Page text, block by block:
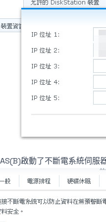
啟動了不斷電系統伺服